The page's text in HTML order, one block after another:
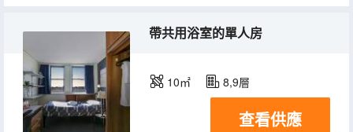
帶共用浴室的單人房
10㎡ 8,9層
查看供應